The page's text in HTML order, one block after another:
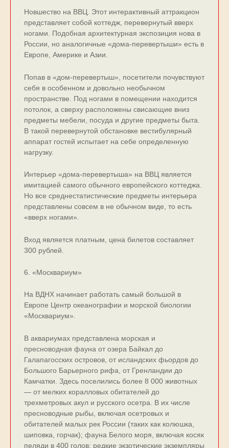
Новшество на ВВЦ. Этот интерактивный аттракцион
представляет собой коттедж, перевернутый вверх
ногами. Подобная архитектурная экспозиция нова в
России, но аналогичные «дома-перевертыши» есть в
Европе, Америке и Азии.
Попав в «дом-перевертыш», посетители почувствуют
себя в особенном и довольно необычном
пространстве. Под ногами в помещении находится
потолок, а сверху расположены свисающие вниз
предметы мебели, посуда и другие предметы быта.
В такой перевернутой обстановке вестибулярный
аппарат гостей испытает на себе определенную
нагрузку.
Интерьер «дома-перевертыша» на ВВЦ является
имитацией самого обычного европейского коттеджа.
Но все среднестатистические предметы интерьера
представлены совсем в не обычном виде, то есть
«вверх ногами».
Вход является платным, цена билетов составляет
300 рублей.
6. «Москвариум»
На ВДНХ начинает работать самый большой в
Европе Центр океанографии и морской биологии
«Москвариум».
В аквариумах представлена морская и
пресноводная фауна от озера Байкал до
Галапагосских островов, от исландских фьордов до
Большого Барьерного рифа, от Гренландии до
Камчатки. Здесь поселились более 8 000 животных
— от мелких коралловых обитателей до
трехметровых акул и русского осетра. В их числе
пресноводные рыбы, включая осетровых и
обитателей малых рек России (таких как колюшка,
шиповка, горчак); фауна Белого моря, включая косяк
пеляди в 400 голов; редкие экзотические экземпляры